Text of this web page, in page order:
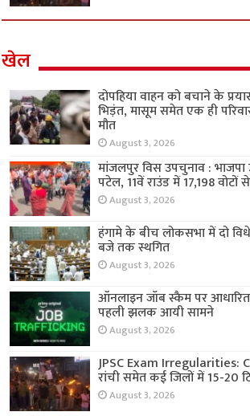
खेल
दोपहिया वाहन को बचाने के
भिड़ंत, मासूम समेत एक ही
मौत
August 3, 2026
मांजलपुर विस उपचुनाव : भाजपा
पटेल, 11वें राउंड में 17,198
August 3, 2026
हंगामे के बीच लोकसभा में दो
बजे तक स्थगित
August 3, 2026
ऑनलाइन जॉब स्कैम पर आधारित
पहली झलक आयी सामने
August 3, 2026
JPSC Exam Irregularities:
रांची समेत कई जिलों में 15-20
August 3, 2026